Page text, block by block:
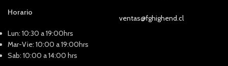
Horario
Lun: 10:30 a 19:00hrs
Mar-Vie: 10:00 a 19:00hrs
Sab: 10:00 a 14:00 hrs
ventas@fghighend.cl